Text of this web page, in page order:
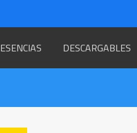
ESENCIAS DESCARGABLES